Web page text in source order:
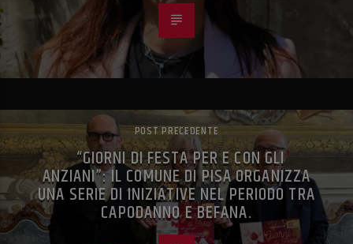
POST PRECEDENTE
“GIORNI DI FESTA PER E CON GLI
ANZIANI”: IL COMUNE DI PISA ORGANIZZA
UNA SERIE DI INIZIATIVE NEL PERIODO TRA
CAPODANNO E BEFANA.